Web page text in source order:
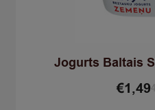
Jogurts Baltais
€1,49